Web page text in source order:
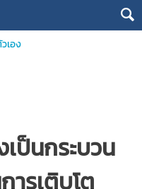
เอง
ป็นกระบวน
ารเติบโต